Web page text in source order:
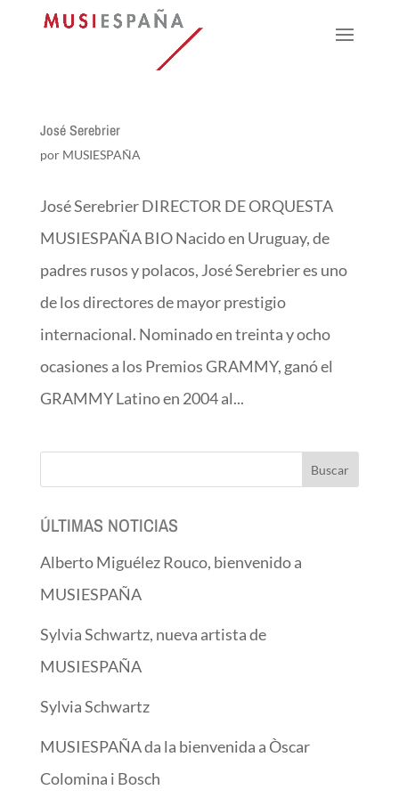
José Serebrier
por MUSIESPAÑA
José Serebrier DIRECTOR DE ORQUESTA
MUSIESPAÑA BIO Nacido en Uruguay, de
padres rusos y polacos, José Serebrier es uno
de los directores de mayor prestigio
internacional. Nominado en treinta y ocho
ocasiones a los Premios GRAMMY, ganó el
GRAMMY Latino en 2004 al...
ÚLTIMAS NOTICIAS
Alberto Miguélez Rouco, bienvenido a
MUSIESPAÑA
Sylvia Schwartz, nueva artista de
MUSIESPAÑA
Sylvia Schwartz
MUSIESPAÑA da la bienvenida a Òscar
Colomina i Bosch